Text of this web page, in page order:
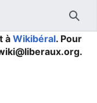
à Wikibéral. Pour